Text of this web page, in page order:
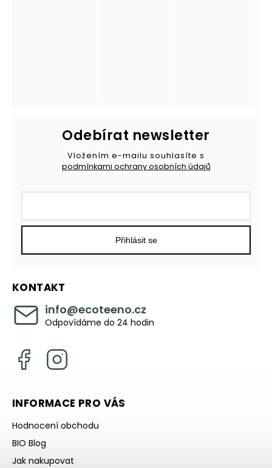
KONTAKT
info@ecoteeno.cz
Odpovídáme do 24 hodin
Odebírat newsletter
Vložením e-mailu souhlasíte s
podmínkami ochrany osobních údajů
Přihlásit se
INFORMACE PRO VÁS
Hodnocení obchodu
BIO Blog
Jak nakupovat